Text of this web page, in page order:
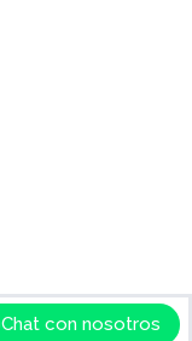
Chat con nosotros